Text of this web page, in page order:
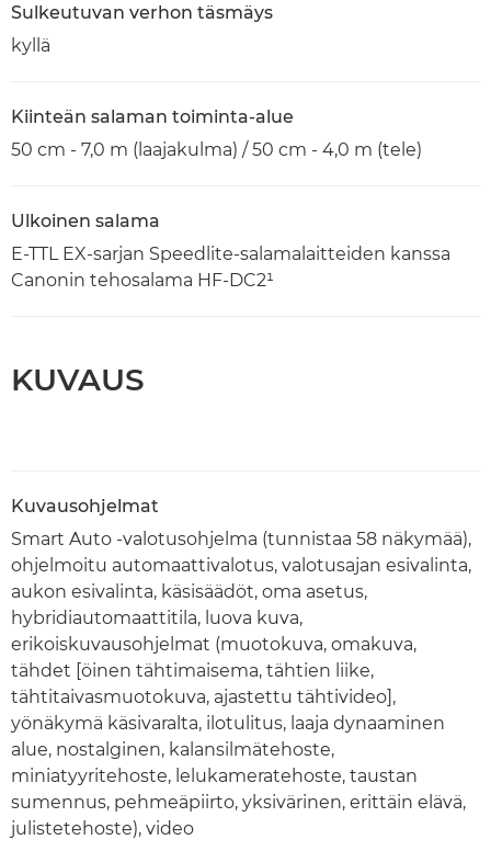
Sulkeutuvan verhon täsmäys
kyllä
Kiinteän salaman toiminta-alue
50 cm - 7,0 m (laajakulma) / 50 cm - 4,0 m (tele)
Ulkoinen salama
E-TTL EX-sarjan Speedlite-salamalaitteiden kanssa
Canonin tehosalama HF-DC2¹
KUVAUS
Kuvausohjelmat
Smart Auto -valotusohjelma (tunnistaa 58 näkymää),
ohjelmoitu automaattivalotus, valotusajan esivalinta,
aukon esivalinta, käsisäädöt, oma asetus,
hybridiautomaattitila, luova kuva,
erikoiskuvausohjelmat (muotokuva, omakuva,
tähdet [öinen tähtimaisema, tähtien liike,
tähtitaivasmuotokuva, ajastettu tähtivideo],
yönäkymä käsivaralta, ilotulitus, laaja dynaaminen
alue, nostalginen, kalansilmätehoste,
miniatyyritehoste, lelukameratehoste, taustan
sumennus, pehmeäpiirto, yksivärinen, erittäin elävä,
julistetehoste), video